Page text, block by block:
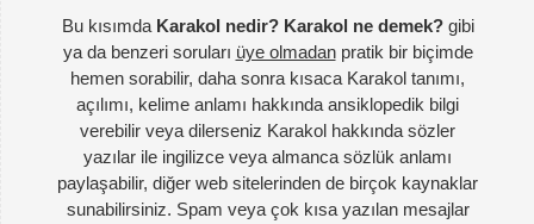
Bu kısımda Karakol nedir? Karakol ne demek?gibi
ya da benzeri soruları üye olmadanpratik bir biçimde
hemen sorabilir, daha sonra kısaca Karakol tanımı,
açılımı, kelime anlamı hakkında ansiklopedik bilgi
verebilir veya dilerseniz Karakol hakkında sözler
yazılar ile ingilizce veya almanca sözlük anlamı
paylaşabilir, diğer web sitelerinden de birçok kaynaklar
sunabilirsiniz. Spam veya çok kısa yazılan mesajlar